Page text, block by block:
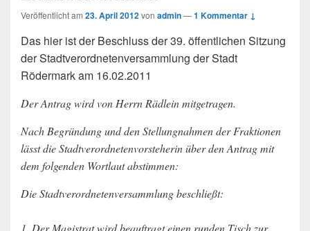
Veröffentlicht am 23. April 2012von admin—1 Kommentar ↓
Das hier ist der Beschluss der 39. öffentlichen Sitzung
der Stadtverordnetenversammlung der Stadt
Rödermark am 16.02.2011
Der Antrag wird von Herrn Rädlein mitgetragen.
Nach Begründung und den Stellungnahmen der Fraktionen
lässt die Stadtverordnetenvorsteherin über den Antrag mit
dem folgenden Wortlaut abstimmen:
Die Stadtverordnetenversammlung beschließt:
1. Der Magistrat wird beauftragt einen runden Tisch zur